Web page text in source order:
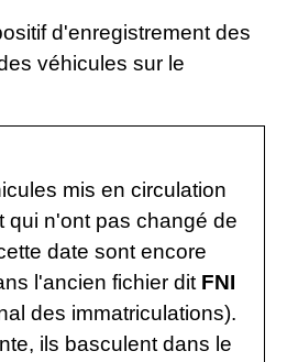
d'enregistrement des
véhicules sur le
mis en circulation
qui n'ont pas changé de
date sont encore
l'ancien fichier dit FNI
des immatriculations).
ils basculent dans le